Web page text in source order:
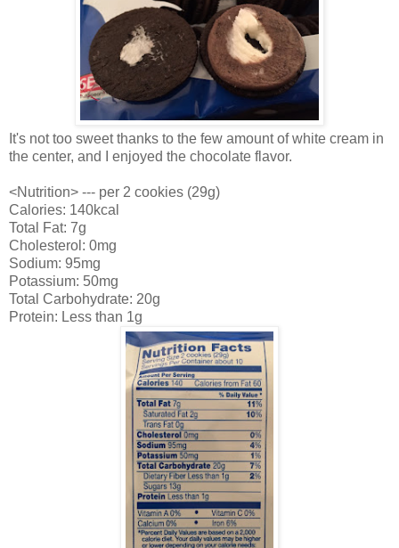
It's not too sweet thanks to the few amount of white cream in
the center, and I enjoyed the chocolate flavor.
<Nutrition> --- per 2 cookies (29g)
Calories: 140kcal
Total Fat: 7g
Cholesterol: 0mg
Sodium: 95mg
Potassium: 50mg
Total Carbohydrate: 20g
Protein: Less than 1g